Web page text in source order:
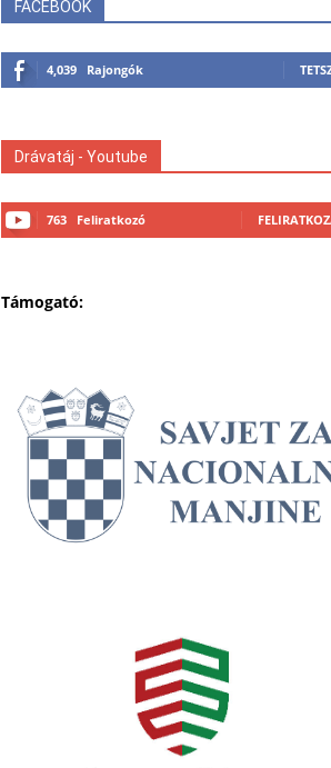
FACEBOOK
4,039 Rajongók
Drávatáj - Youtube
763 Feliratkozó
Támogató: